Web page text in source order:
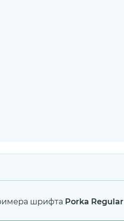
шрифта Porka Regular